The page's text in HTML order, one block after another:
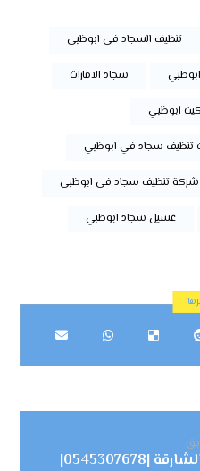
تنظيف السجاد في ابوظبي
سجاد الامارات
ابوظبي
تنظيف سجاد في ابوظبي
شركة تنظيف سجاد في ابوظبي
غسيل سجاد ابوظبي
شركة رش حشرات في الشارقة |0545307678|